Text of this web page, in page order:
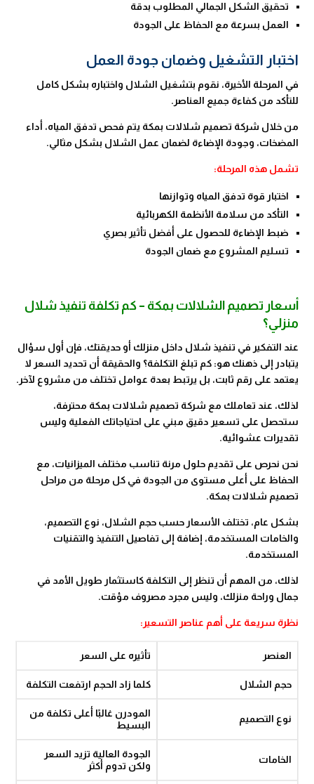
تحقيق الشكل الجمالي المطلوب بدقة
العمل بسرعة مع الحفاظ على الجودة
اختبار التشغيل وضمان جودة العمل
في المرحلة الأخيرة، نقوم بتشغيل الشلال واختباره بشكل كامل
للتأكد من كفاءة جميع العناصر.
من خلال شركة تصميم شلالات بمكة يتم فحص تدفق المياه، أداء
المضخات، وجودة الإضاءة لضمان عمل الشلال بشكل مثالي.
تشمل هذه المرحلة:
اختبار قوة تدفق المياه وتوازنها
التأكد من سلامة الأنظمة الكهربائية
ضبط الإضاءة للحصول على أفضل تأثير بصري
تسليم المشروع مع ضمان الجودة
أسعار تصميم الشلالات بمكة – كم تكلفة تنفيذ شلال
منزلي؟
عند التفكير في تنفيذ شلال داخل منزلك أو حديقتك، فإن أول سؤال
يتبادر إلى ذهنك هو: كم تبلغ التكلفة؟ والحقيقة أن تحديد السعر لا
يعتمد على رقم ثابت، بل يرتبط بعدة عوامل تختلف من مشروع لآخر.
لذلك، عند تعاملك مع شركة تصميم شلالات بمكة محترفة،
ستحصل على تسعير دقيق مبني على احتياجاتك الفعلية وليس
تقديرات عشوائية.
نحن نحرص على تقديم حلول مرنة تناسب مختلف الميزانيات، مع
الحفاظ على أعلى مستوى من الجودة في كل مرحلة من مراحل
تصميم شلالات بمكة.
بشكل عام، تختلف الأسعار حسب حجم الشلال، نوع التصميم،
والخامات المستخدمة، إضافة إلى تفاصيل التنفيذ والتقنيات
المستخدمة.
لذلك، من المهم أن تنظر إلى التكلفة كاستثمار طويل الأمد في
جمال وراحة منزلك، وليس مجرد مصروف مؤقت.
نظرة سريعة على أهم عناصر التسعير:
العنصر تأثيره على السعر
حجم الشلال كلما زاد الحجم ارتفعت التكلفة
نوع التصميم
المودرن غالبًا أعلى تكلفة من
البسيط
الخامات
الجودة العالية تزيد السعر
ولكن تدوم أكثر